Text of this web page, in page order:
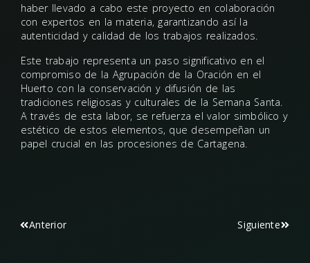
haber llevado a cabo este proyecto en colaboración
con expertos en la materia, garantizando así la
autenticidad y calidad de los trabajos realizados.
Este trabajo representa un paso significativo en el
compromiso de la Agrupación de la Oración en el
Huerto con la conservación y difusión de las
tradiciones religiosas y culturales de la Semana Santa.
A través de esta labor, se refuerza el valor simbólico y
estético de estos elementos, que desempeñan un
papel crucial en las procesiones de Cartagena.
Anterior Siguiente